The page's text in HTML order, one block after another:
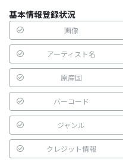
基本情報登録状況
画像
アーティスト名
原産国
バーコード
ジャンル
クレジット情報